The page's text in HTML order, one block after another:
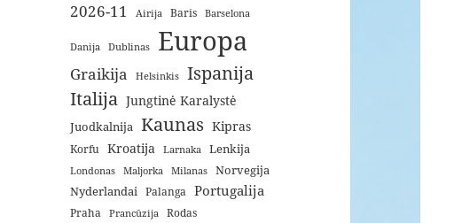
2026-11 Airija Baris Barselona
Danija Dublinas Europa
Graikija Helsinkis
Ispanija
Italija Jungtinė Karalystė
Juodkalnija Kaunas Kipras
Korfu Kroatija Larnaka Lenkija
Londonas Maljorka Milanas
Norvegija
Nyderlandai Palanga Portugalija
Praha Prancūzija Rodas